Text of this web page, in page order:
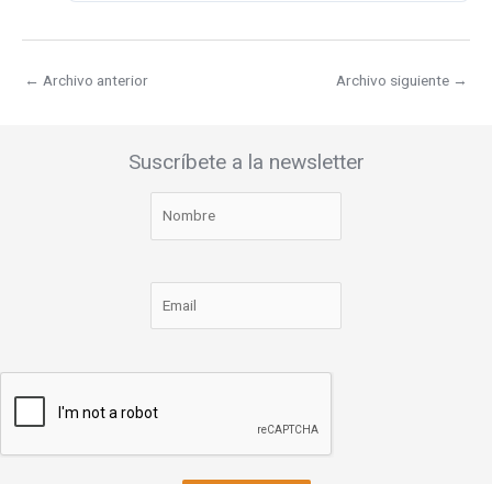
← Archivo anterior Archivo siguiente →
Suscríbete a la newsletter